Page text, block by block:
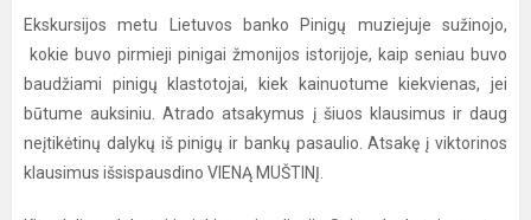
Ekskursijos metu Lietuvos banko Pinigų muziejuje sužinojo,
kokie buvo pirmieji pinigai žmonijos istorijoje, kaip seniau buvo
baudžiami pinigų klastotojai, kiek kainuotume kiekvienas, jei
būtume auksiniu. Atrado atsakymus į šiuos klausimus ir daug
neįtikėtinų dalykų iš pinigų ir bankų pasaulio. Atsakę į viktorinos
klausimus išsispausdino VIENĄ MUŠTINĮ.